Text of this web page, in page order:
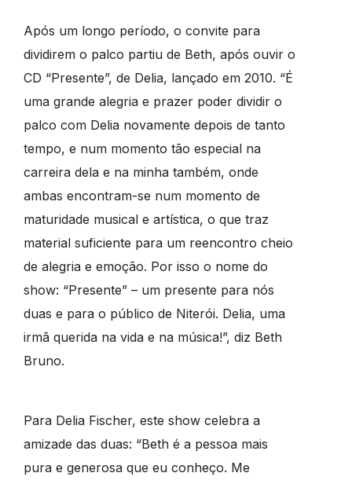
Após um longo período, o convite para
dividirem o palco partiu de Beth, após ouvir o
CD “Presente”, de Delia, lançado em 2010. “É
uma grande alegria e prazer poder dividir o
palco com Delia novamente depois de tanto
tempo, e num momento tão especial na
carreira dela e na minha também, onde
ambas encontram-se num momento de
maturidade musical e artística, o que traz
material suficiente para um reencontro cheio
de alegria e emoção. Por isso o nome do
show: “Presente” – um presente para nós
duas e para o público de Niterói. Delia, uma
irmã querida na vida e na música!”, diz Beth
Bruno.
Para Delia Fischer, este show celebra a
amizade das duas: “Beth é a pessoa mais
pura e generosa que eu conheço. Me